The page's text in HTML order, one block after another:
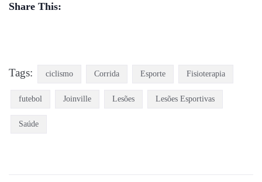
Share This:
Tags: ciclismo Corrida Esporte Fisioterapia
futebol Joinville Lesões Lesões Esportivas
Saúde